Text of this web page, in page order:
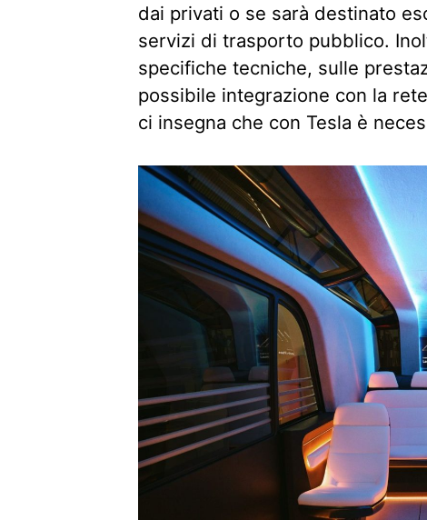
dai privati o se sarà destinato
servizi di trasporto pubblico.
specifiche tecniche, sulle
possibile integrazione con la
ci insegna che con Tesla è